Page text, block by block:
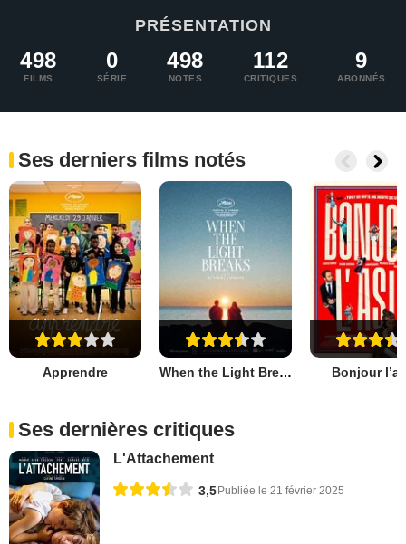
PRÉSENTATION
498
FILMS
0
SÉRIE
498
NOTES
112
CRITIQUES
9
ABONNÉS
Ses derniers films notés
Apprendre When the Light Breaks Bonjour
Ses dernières critiques
L'Attachement
3,5Publiée le 21 février 2025